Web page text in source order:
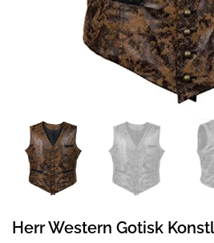
Herr Western Gotisk